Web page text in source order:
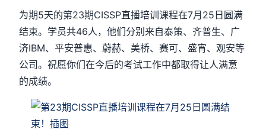
为期5天的第23期CISSP直播培训课程在7月25日圆满
结束。学员共46人，他们分别来自泰策、齐普生、广
济IBM、平安普惠、蔚赫、美桥、赛可、盛宵、观安等
公司。祝愿你们在今后的考试工作中都取得让人满意
的成绩。